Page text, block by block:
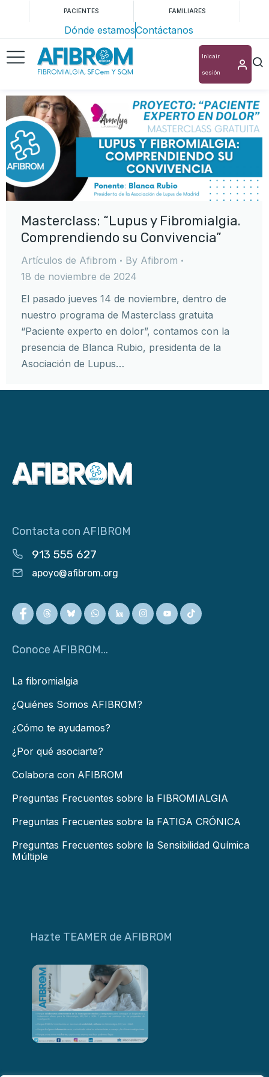
PACIENTES FAMILIARES
Dónde estamosContáctanos
Inicair
sesión
Masterclass: “Lupus y Fibromialgia.
Comprendiendo su Convivencia”
Artículos de Afibrom By Afibrom
18 de noviembre de 2024
El pasado jueves 14 de noviembre, dentro de
nuestro programa de Masterclass gratuita
“Paciente experto en dolor”, contamos con la
presencia de Blanca Rubio, presidenta de la
Asociación de Lupus…
Contacta con AFIBROM
913 555 627
apoyo@afibrom.org
Conoce AFIBROM...
La fibromialgia
¿Quiénes Somos AFIBROM?
¿Cómo te ayudamos?
¿Por qué asociarte?
Colabora con AFIBROM
Preguntas Frecuentes sobre la FIBROMIALGIA
Preguntas Frecuentes sobre la FATIGA CRÓNICA
Preguntas Frecuentes sobre la Sensibilidad Química
Múltiple
Hazte TEAMER de AFIBROM